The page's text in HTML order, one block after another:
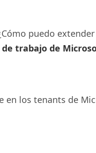
puedo
trabajo de
en los tenants de